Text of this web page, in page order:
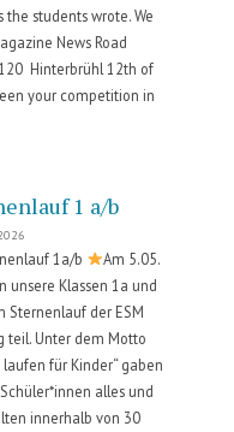
the students wrote. We
News Road
Hinterbrühl 12th of
your competition in
1 a/b
1a/b
Am 5.05.
unsere Klassen 1a und
Sternenlauf der ESM
teil. Unter dem Motto
laufen für Kinder“ gaben
alles und
innerhalb von 30